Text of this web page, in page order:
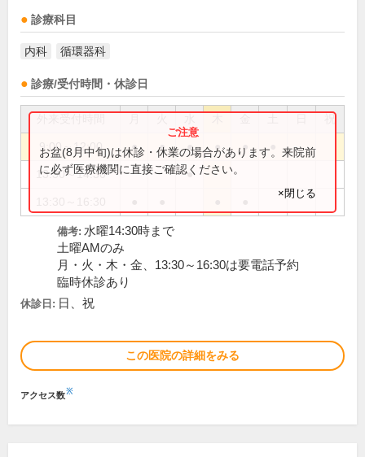
診療科目
内科 循環器科
診療/受付時間・休診日
祝
9:00～12:00 ● ● ● ● ●
13:30～14:30 ●
お盆(8月中旬)は休診・休業の場合があります。来院前
に必ず医療機関に直接ご確認ください。
×閉じる
備考: 水曜14:30時まで
土曜AMのみ
月・火・木・金、13:30～16:30は要電話予約
臨時休診あり
休診日: 日、祝
この医院の詳細をみる
アクセス数※